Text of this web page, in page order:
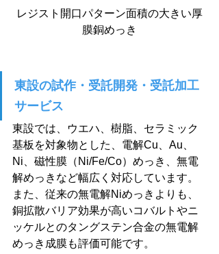
レジスト開口パターン面積の大きい厚
膜銅めっき
東設の試作・受託開発・受託加工
サービス
東設では、ウエハ、樹脂、セラミック
基板を対象物とした、電解Cu、Au、
Ni、磁性膜（Ni/Fe/Co）めっき、無電
解めっきなど幅広く対応しています。
また、従来の無電解Niめっきよりも、
銅拡散バリア効果が高いコバルトやニ
ッケルとのタングステン合金の無電解
めっき成膜も評価可能です。